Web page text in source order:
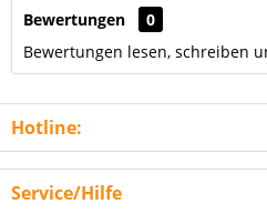
Bewertungen
0
Bewertungen lesen, schreiben
Hotline:
Service/Hilfe